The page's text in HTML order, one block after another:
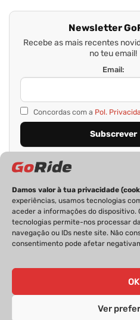
Damos valor à tua privacidade
experiências, usamos tecnologias
aceder a informações do dispositivo.
tecnologias permite-nos processar
navegação ou IDs neste site. Não
consentimento pode afetar
OK
Ver
Newsletter
Recebe as mais recentes
no teu email!
Email:
Concordas com a Pol.
PRIVACIDADE FICHA